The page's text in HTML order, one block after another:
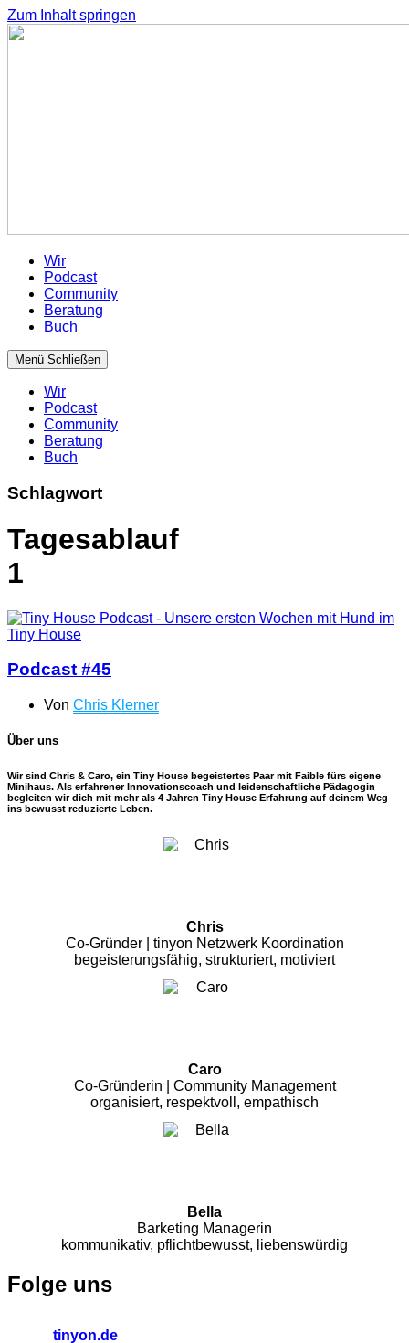
Zum Inhalt springen
Wir
Podcast
Community
Beratung
Buch
Menü Schließen
Wir
Podcast
Community
Beratung
Buch
Schlagwort
Tagesablauf
1
Podcast #45
Von Chris Klerner
Über uns
Wir sind Chris & Caro, ein Tiny House begeistertes Paar mit Faible fürs eigene
Minihaus. Als erfahrener Innovationscoach und leidenschaftliche Pädagogin
begleiten wir dich mit mehr als 4 Jahren Tiny House Erfahrung auf deinem Weg
ins bewusst reduzierte Leben.
Chris
Co-Gründer | tinyon Netzwerk Koordination
begeisterungsfähig, strukturiert, motiviert
Caro
Co-Gründerin | Community Management
organisiert, respektvoll, empathisch
Bella
Barketing Managerin
kommunikativ, pflichtbewusst, liebenswürdig
Folge uns
tinyon.de